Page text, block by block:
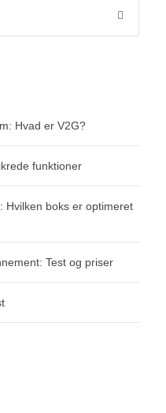
Hvad er V2G?
funktioner
Hvilken boks er optimeret
Test og priser